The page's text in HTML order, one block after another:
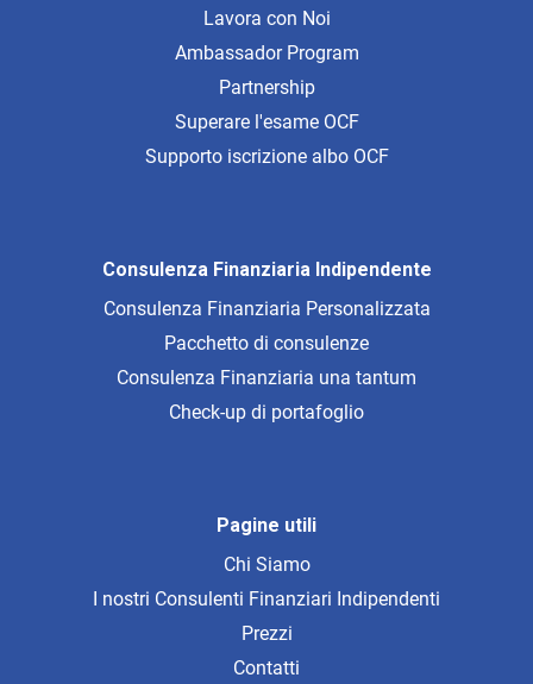
Pagine utili
Chi Siamo
I nostri Consulenti Finanziari Indipendenti
Prezzi
Contatti
Consulenza Finanziaria Indipendente
Consulenza Finanziaria Personalizzata
Pacchetto di consulenze
Consulenza Finanziaria una tantum
Check-up di portafoglio
Lavora con Noi
Ambassador Program
Partnership
Superare l'esame OCF
Supporto iscrizione albo OCF